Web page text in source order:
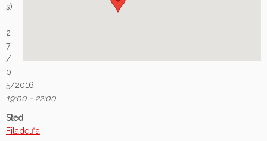
s)
-
2
7
/
0
5/2016
19:00 - 22:00
Sted
Filadelfia